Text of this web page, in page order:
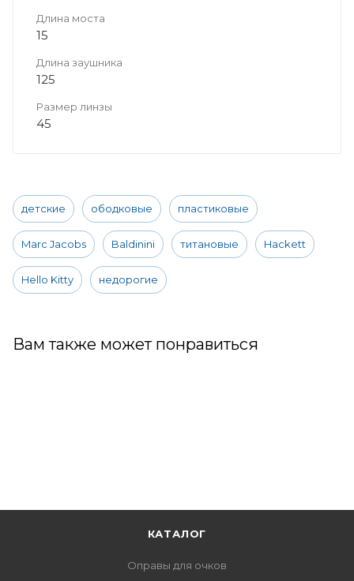
Длина моста
15
Длина заушника
125
Размер линзы
45
детские ободковые пластиковые
Marc Jacobs Baldinini титановые Hackett
Hello Kitty недорогие
Вам также может понравиться
КАТАЛОГ
Оправы для очков